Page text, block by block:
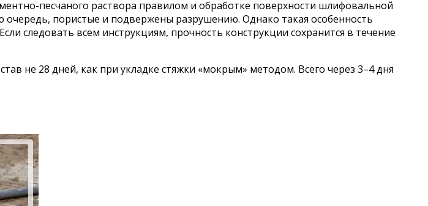
песчаного раствора правилом и обработке поверхности шлифовальной
пористые и подвержены разрушению. Однако такая особенность
следовать всем инструкциям, прочность конструкции сохранится в течение
не 28 дней, как при укладке стяжки «мокрым» методом. Всего через 3–4 дня